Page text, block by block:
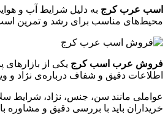
اسب عرب کرج به دلیل شرایط آب و
محیط‌های مناسب برای رشد و تمرین
فروش عرب اسب کرج یکی از
اطلاعات دقیق و شفاف درباره‌ی نژاد
عواملی مانند سن، جنس، نژاد، شرایط
خریداران باید با بررسی دقیق و